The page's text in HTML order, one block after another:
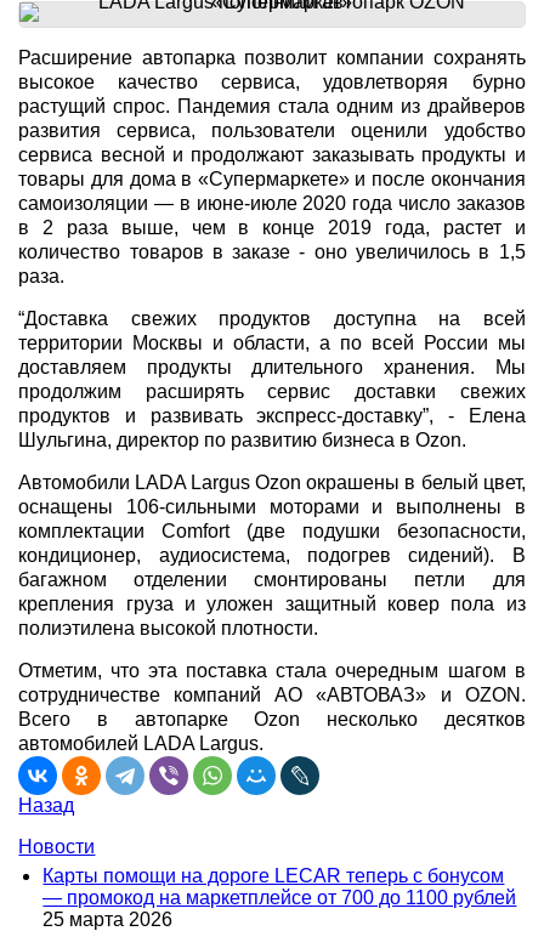
Расширение автопарка позволит компании сохранять
высокое качество сервиса, удовлетворяя бурно
растущий спрос. Пандемия стала одним из драйверов
развития сервиса, пользователи оценили удобство
сервиса весной и продолжают заказывать продукты и
товары для дома в «Супермаркете» и после окончания
самоизоляции — в июне-июле 2020 года число заказов
в 2 раза выше, чем в конце 2019 года, растет и
количество товаров в заказе - оно увеличилось в 1,5
раза.
“Доставка свежих продуктов доступна на всей
территории Москвы и области, а по всей России мы
доставляем продукты длительного хранения. Мы
продолжим расширять сервис доставки свежих
продуктов и развивать экспресс-доставку”, - Елена
Шульгина, директор по развитию бизнеса в Ozon.
Автомобили LADA Largus Ozon окрашены в белый цвет,
оснащены 106-сильными моторами и выполнены в
комплектации Comfort (две подушки безопасности,
кондиционер, аудиосистема, подогрев сидений). В
багажном отделении смонтированы петли для
крепления груза и уложен защитный ковер пола из
полиэтилена высокой плотности.
Отметим, что эта поставка стала очередным шагом в
сотрудничестве компаний АО «АВТОВАЗ» и OZON.
Всего в автопарке Ozon несколько десятков
автомобилей LADA Largus.
Назад
Новости
Карты помощи на дороге LECAR теперь с бонусом
— промокод на маркетплейсе от 700 до 1100 рублей
25 марта 2026